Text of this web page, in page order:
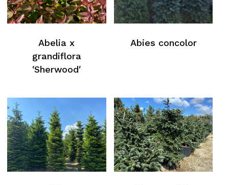
Kein Produkt im Warenkorb
Abelia x
grandiflora
′Sherwood′
Abies concolor